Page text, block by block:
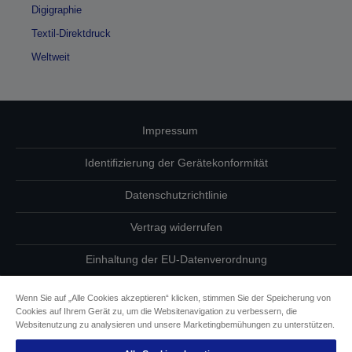
Digigraphie
Textil-Direktdruck
Weltweit
Impressum
Identifizierung der Gerätekonformität
Datenschutzrichtlinie
Vertrag widerrufen
Einhaltung der EU-Datenverordnung
Informationen zu Cookies
Wenn Sie auf „Alle Cookies akzeptieren“ klicken, stimmen Sie der Speicherung von
Cookies auf Ihrem Gerät zu, um die Websitenavigation zu verbessern, die
Websitenutzung zu analysieren und unsere Marketingbemühungen zu unterstützen.